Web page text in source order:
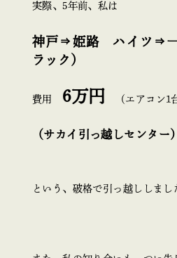
実際、5年前、私は
神戸⇒姫路 ハイツ⇒
ラック）
費用 6万円 （エアコン1
（サカイ引っ越しセンター）
という、破格で引っ越ししまし